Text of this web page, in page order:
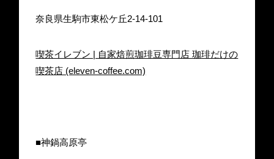
奈良県生駒市東松ケ丘2-14-101
喫茶イレブン | 自家焙煎珈琲豆専門店 珈琲だけの
喫茶店 (eleven-coffee.com)
■神鍋高原亭